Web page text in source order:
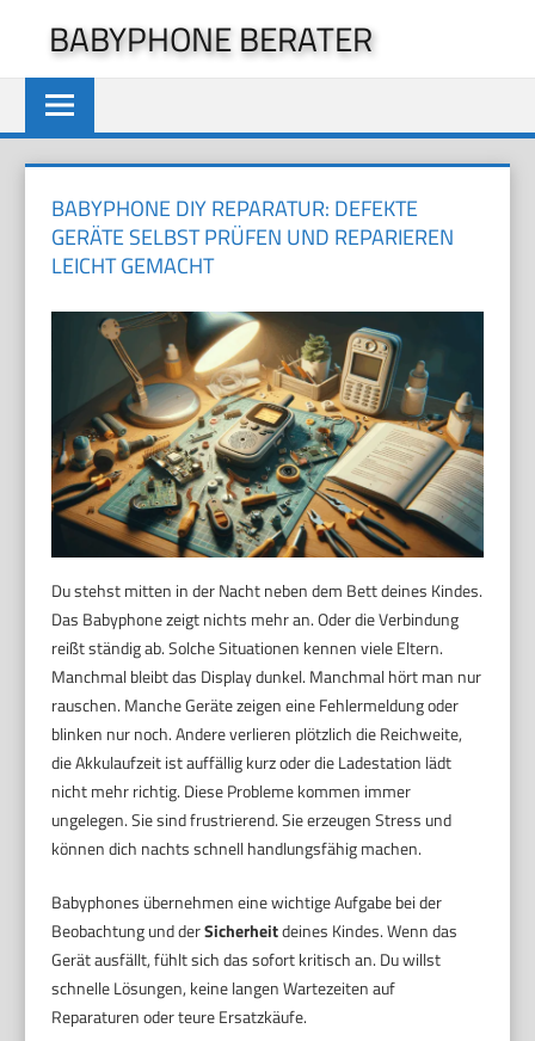
springen
BABYPHONE BERATER
BABYPHONE DIY REPARATUR: DEFEKTE
GERÄTE SELBST PRÜFEN UND REPARIEREN
LEICHT GEMACHT
Du stehst mitten in der Nacht neben dem Bett deines Kindes.
Das Babyphone zeigt nichts mehr an. Oder die Verbindung
reißt ständig ab. Solche Situationen kennen viele Eltern.
Manchmal bleibt das Display dunkel. Manchmal hört man nur
rauschen. Manche Geräte zeigen eine Fehlermeldung oder
blinken nur noch. Andere verlieren plötzlich die Reichweite,
die Akkulaufzeit ist auffällig kurz oder die Ladestation lädt
nicht mehr richtig. Diese Probleme kommen immer
ungelegen. Sie sind frustrierend. Sie erzeugen Stress und
können dich nachts schnell handlungsfähig machen.
Babyphones übernehmen eine wichtige Aufgabe bei der
Beobachtung und derSicherheitdeines Kindes. Wenn das
Gerät ausfällt, fühlt sich das sofort kritisch an. Du willst
schnelle Lösungen, keine langen Wartezeiten auf
Reparaturen oder teure Ersatzkäufe.